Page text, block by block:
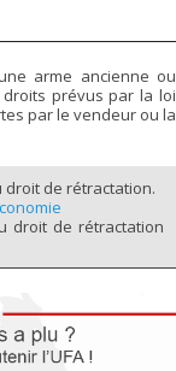
arme ancienne ou
droits prévus par la loi
par le vendeur ou la
droit de rétractation.
droit de rétractation